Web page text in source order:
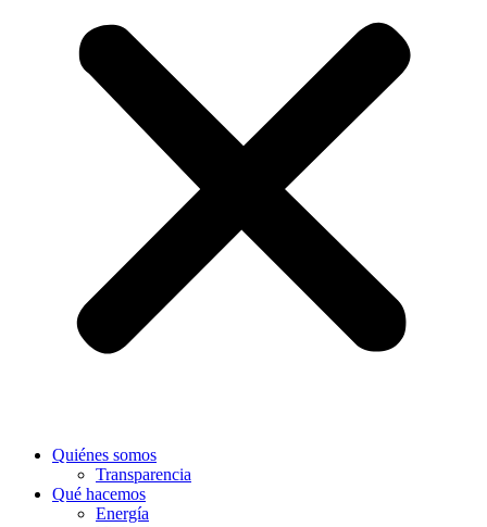
Quiénes somos
Transparencia
Qué hacemos
Energía